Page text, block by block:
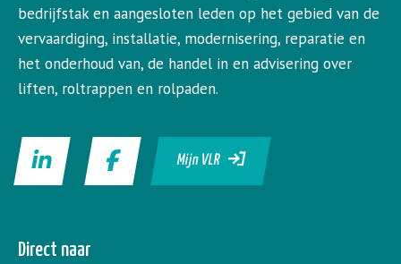
bedrijfstak en aangesloten leden op het gebied van de
vervaardiging, installatie, modernisering, reparatie en
het onderhoud van, de handel in en advisering over
liften, roltrappen en rolpaden.
Mijn VLR
Direct naar